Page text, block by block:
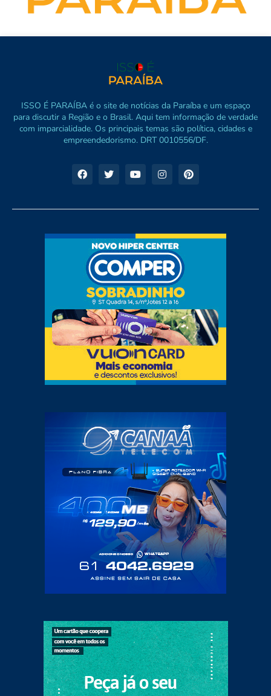
ISSO É PARAÍBA é o site de notícias da Paraíba e um espaço
para discutir a Região e o Brasil. Aqui tem informação de verdade
com imparcialidade. Os principais temas são política, cidades e
empreendedorismo. DRT 0010556/DF.